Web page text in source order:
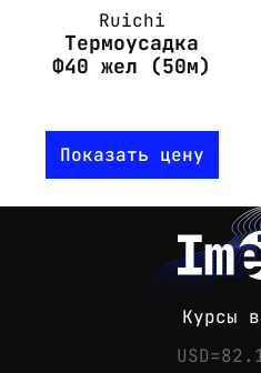
Ruichi
Термоусадка
Ф40 жел (50м)
Показать цену
Курсы